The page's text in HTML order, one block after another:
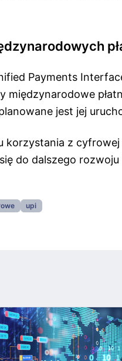
Payments
międzynarodowe
jest jej
korzystania z
do dalszego
upi